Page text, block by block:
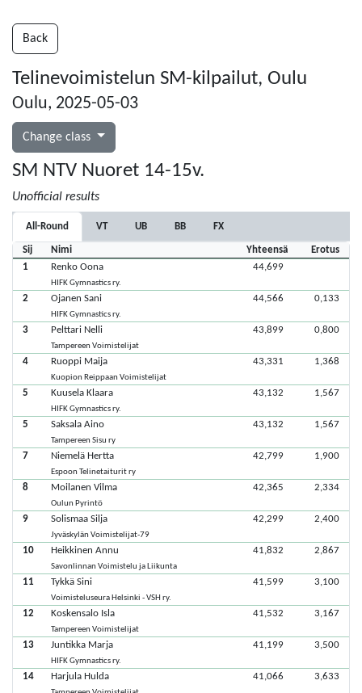
Back
Telinevoimistelun SM-kilpailut, Oulu
Oulu, 2025-05-03
Change class
SM NTV Nuoret 14-15v.
Unofficial results
All-Round VT UB BB FX
Sij Nimi Yhteensä
Erotus
1
Renko Oona
HIFK Gymnastics ry.
44,699
2 Ojanen Sani
HIFK Gymnastics ry.
44,566 0,133
3 Pelttari Nelli
Tampereen Voimistelijat
43,899 0,800
4 Ruoppi Maija
Kuopion Reippaan Voimistelijat
43,331 1,368
5 Kuusela Klaara
HIFK Gymnastics ry.
43,132 1,567
5 Saksala Aino
Tampereen Sisu ry
43,132 1,567
7 Niemelä Hertta
Espoon Telinetaiturit ry
42,799 1,900
8 Moilanen Vilma
Oulun Pyrintö
42,365 2,334
9 Solismaa Silja
Jyväskylän Voimistelijat-79
42,299 2,400
10 Heikkinen Annu
Savonlinnan Voimistelu ja Liikunta
41,832 2,867
11 Tykkä Sini
Voimisteluseura Helsinki - VSH ry.
41,599 3,100
12 Koskensalo Isla
Tampereen Voimistelijat
41,532 3,167
13 Juntikka Marja
HIFK Gymnastics ry.
41,199 3,500
14 Harjula Hulda 41,066 3,633